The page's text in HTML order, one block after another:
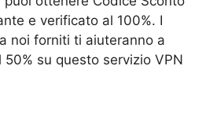
e verificato al 100%. I
noi forniti ti aiuteranno a
su questo servizio VPN